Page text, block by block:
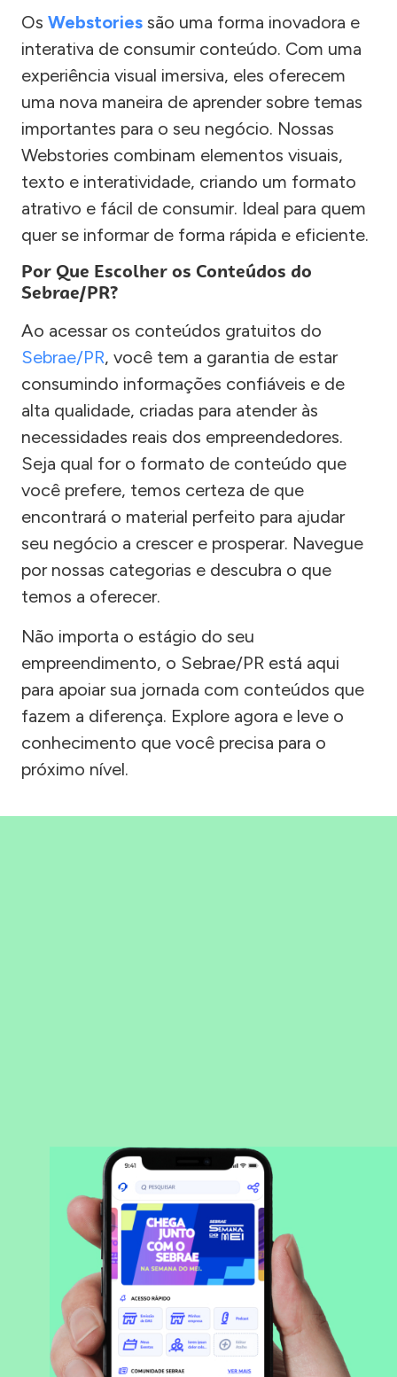
Os Webstories são uma forma inovadora e
interativa de consumir conteúdo. Com uma
experiência visual imersiva, eles oferecem
uma nova maneira de aprender sobre temas
importantes para o seu negócio. Nossas
Webstories combinam elementos visuais,
texto e interatividade, criando um formato
atrativo e fácil de consumir. Ideal para quem
quer se informar de forma rápida e eficiente.
Por Que Escolher os Conteúdos do
Sebrae/PR?
Ao acessar os conteúdos gratuitos do
Sebrae/PR, você tem a garantia de estar
consumindo informações confiáveis e de
alta qualidade, criadas para atender às
necessidades reais dos empreendedores.
Seja qual for o formato de conteúdo que
você prefere, temos certeza de que
encontrará o material perfeito para ajudar
seu negócio a crescer e prosperar. Navegue
por nossas categorias e descubra o que
temos a oferecer.
Não importa o estágio do seu
empreendimento, o Sebrae/PR está aqui
para apoiar sua jornada com conteúdos que
fazem a diferença. Explore agora e leve o
conhecimento que você precisa para o
próximo nível.